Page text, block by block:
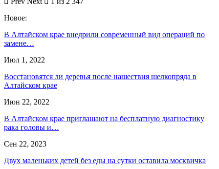
Новое:
В Алтайском крае внедрили современный вид операций по
замене…
Июл 1, 2022
Восстановятся ли деревья после нашествия шелкопряда в
Алтайском крае
Июн 22, 2022
В Алтайском крае приглашают на бесплатную диагностику
рака головы и…
Сен 22, 2023
Двух маленьких детей без еды на сутки оставила москвичка